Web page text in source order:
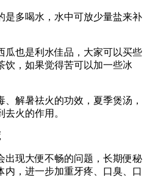
是多喝水，水中可放少量盐来补
瓜也是利水佳品，大家可以买些
饮，如果觉得苦可以加一些冰
解暑祛火的功效，夏季煲汤，
火的作用。
出现大便不畅的问题，长期便秘
内，进一步加重牙疼、口臭、口